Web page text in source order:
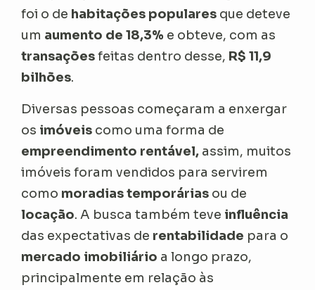
foi o de habitações populares que deteve
um aumento de 18,3% e obteve, com as
transaçõesfeitas dentro desse, R$ 11,9
bilhões.
Diversas pessoas começaram a enxergar
os imóveis como uma forma de
empreendimento rentável, assim, muitos
imóveis foram vendidos para servirem
como moradias temporárias ou de
locação. A busca também teve influência
das expectativas de rentabilidade para o
mercado imobiliário a longo prazo,
principalmente em relação às